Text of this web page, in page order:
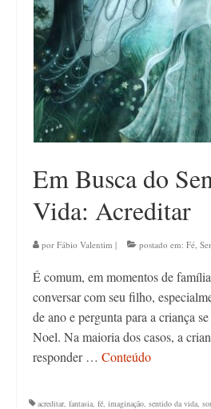
Em Busca do
Vida: Acreditar
por Fábio Valentim | postado em: Fé,
É comum, em momentos de
conversar com seu filho,
de ano e pergunta para a criança
Noel. Na maioria dos casos, a
responder … Conteúdo
acreditar, fantasia, fé, imaginação, sentido da vida,